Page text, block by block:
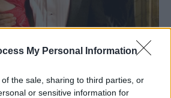
My Personal Information
the sale, sharing to third parties, or
or sensitive information for